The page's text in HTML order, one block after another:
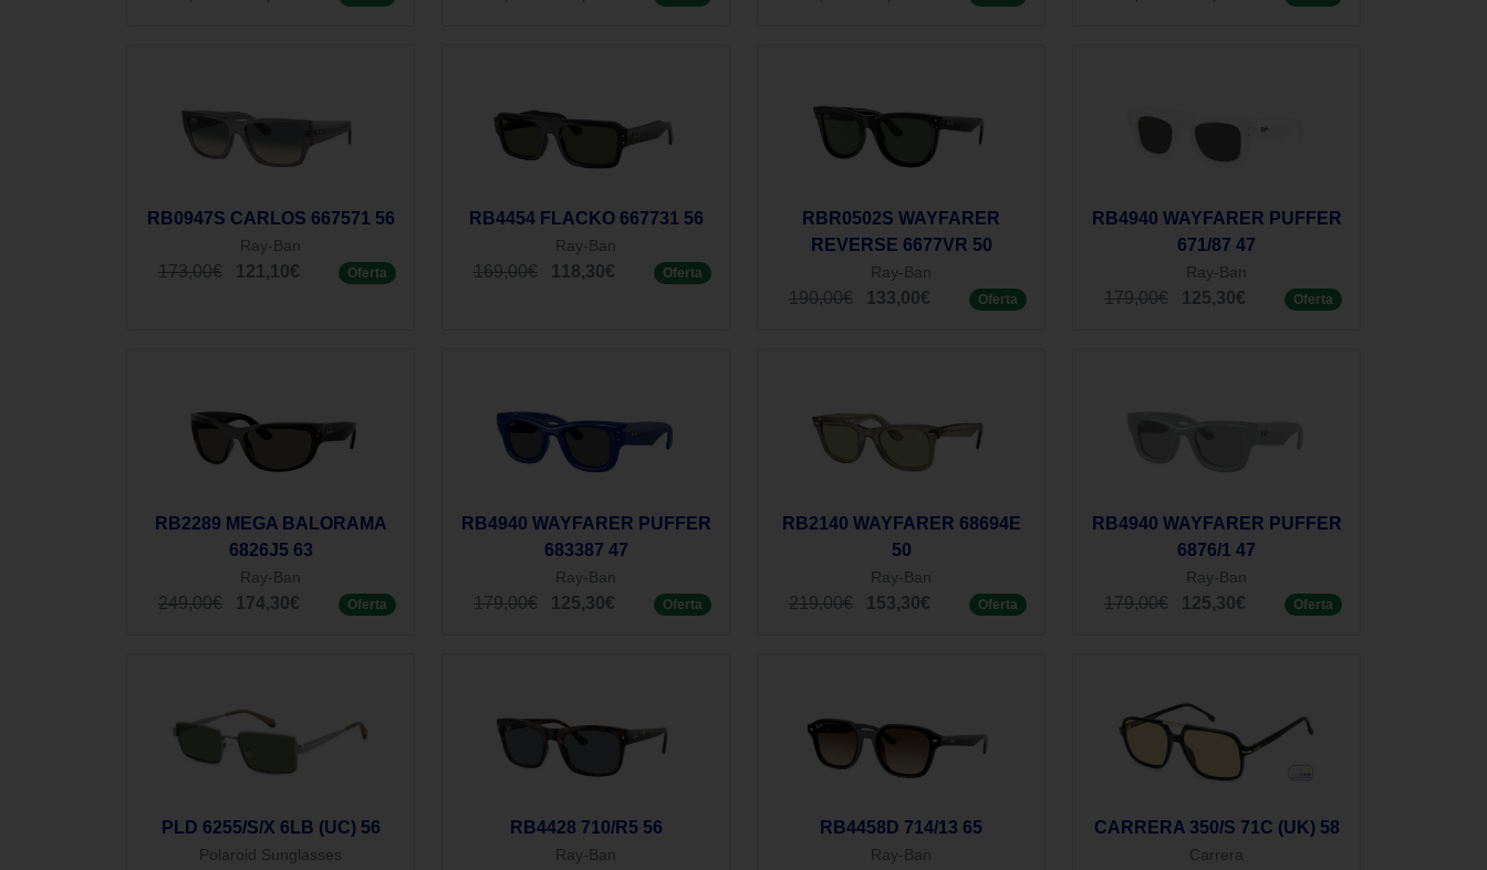
RB0947S CARLOS 667571 56
Ray-Ban
173,00€ 121,10€ Oferta
RB4454 FLACKO 667731 56
Ray-Ban
169,00€ 118,30€ Oferta
RBR0502S WAYFARER
REVERSE 6677VR 50
Ray-Ban
190,00€ 133,00€ Oferta
RB4940 WAYFARER PUFFER
671/87 47
Ray-Ban
179,00€ 125,30€ Oferta
RB2289 MEGA BALORAMA
6826J5 63
Ray-Ban
249,00€ 174,30€ Oferta
RB4940 WAYFARER PUFFER
683387 47
Ray-Ban
179,00€ 125,30€ Oferta
RB2140 WAYFARER 68694E
50
Ray-Ban
219,00€ 153,30€ Oferta
RB4940 WAYFARER PUFFER
6876/1 47
Ray-Ban
179,00€ 125,30€ Oferta
PLD 6255/S/X 6LB (UC) 56
Polaroid Sunglasses
RB4428 710/R5 56
Ray-Ban
RB4458D 714/13 65
Ray-Ban
CARRERA 350/S 71C (UK) 58
Carrera